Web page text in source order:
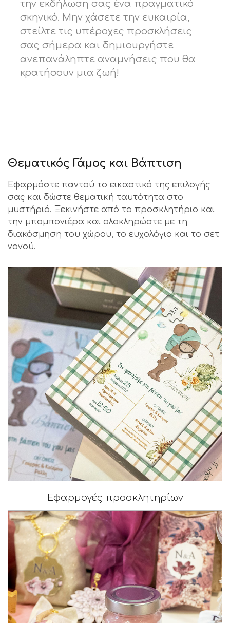
την εκδήλωση σας ένα πραγματικό
σκηνικό. Μην χάσετε την ευκαιρία,
στείλτε τις υπέροχες προσκλήσεις
σας σήμερα και δημιουργήστε
ανεπανάληπτε αναμνήσεις που θα
κρατήσουν μια ζωή!
Θεματικός Γάμος και Βάπτιση
Εφαρμόστε παντού το εικαστικό της επιλογής
σας και δώστε θεματική ταυτότητα στο
μυστήριό. Ξεκινήστε από το προσκλητήριο και
την μπομπονιέρα και ολοκληρώστε με τη
διακόσμηση του χώρου, το ευχολόγιο και το σετ
νονού.
Εφαρμογές προσκλητηρίων